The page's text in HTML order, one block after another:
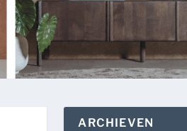
ARCHIEVEN